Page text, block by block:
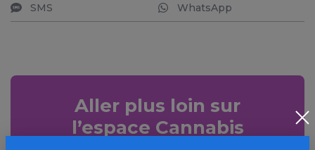
SMS WhatsApp
Aller plus loin sur
l’espace Cannabis